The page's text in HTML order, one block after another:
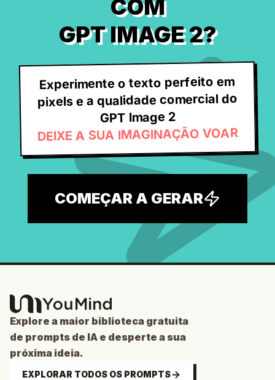
COM
GPT IMAGE 2?
Experimente o texto perfeito em
pixels e a qualidade comercial do
GPT Image 2
DEIXE A SUA IMAGINAÇÃO VOAR
COMEÇAR A GERAR
Explore a maior biblioteca gratuita
de prompts de IA e desperte a sua
próxima ideia.
EXPLORAR TODOS OS PROMPTS